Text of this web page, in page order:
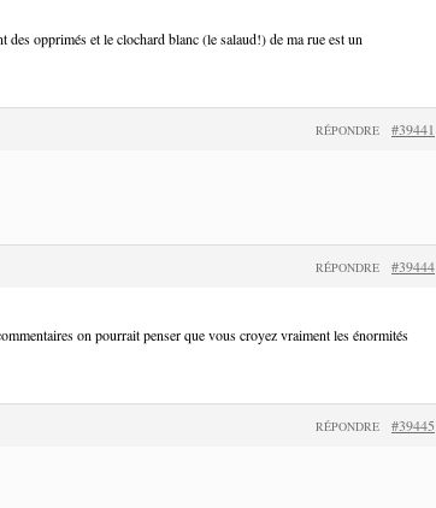
opprimés et le clochard blanc (le salaud!) de ma rue est un
#39441
RÉPONDRE
#39444
RÉPONDRE
on pourrait penser que vous croyez vraiment les énormités
#39445
RÉPONDRE